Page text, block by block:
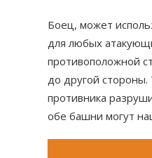
Боец, может
для любых
противоположной
до другой стороны.
противника
обе башни могут